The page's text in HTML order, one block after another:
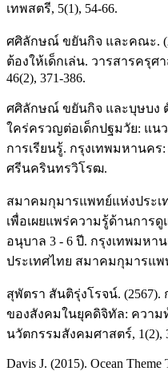
เทพสตรี, 5(1), 54-66.
ศศิลักษณ์ ขยันกิจ และคณะ.
ต้องให้เด็กเล่น. วารสารครุ
46(2), 371-386.
ศศิลักษณ์ ขยันกิจ และบุษบง ตั
ใคร่ครวญต่อเด็กปฐมวัย: แ
การเรียนรู้. กรุงเทพมหานค
ศรีนครินทรวิโรฒ.
สมาคมกุมารแพทย์แห่งประเ
เพื่อเผยแพร่ความรู้ด้านการ
อนุบาล 3 - 6 ปี. กรุงเทพมห
ประเทศไทย สมาคมกุมารแพ
สุพัตรา สันติรุ่งโรจน์. (2567).
ของสังคมในยุคดิจิทัล: ความ
นวัตกรรมสังคมศาสตร์, 1(2),
Davis J. (2015). Ocean